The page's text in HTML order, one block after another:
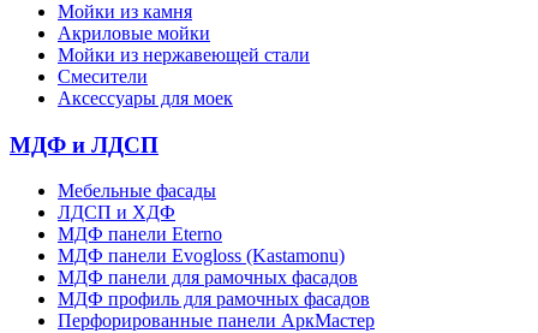
Мойки из камня
Акриловые мойки
Мойки из нержавеющей стали
Смесители
Аксессуары для моек
МДФ и ЛДСП
Мебельные фасады
ЛДСП и ХДФ
МДФ панели Eterno
МДФ панели Evogloss (Kastamonu)
МДФ панели для рамочных фасадов
МДФ профиль для рамочных фасадов
Перфорированные панели АркМастер